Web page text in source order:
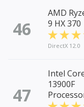
46
AMD
9 HX 370
DirectX 12.0
47
Intel
13900F